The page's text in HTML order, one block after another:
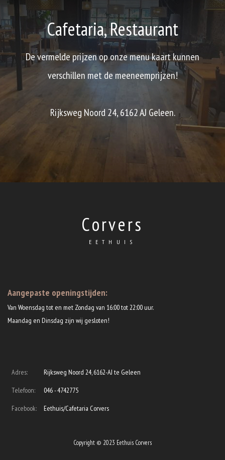
Cafetaria, Restaurant
De vermelde prijzen op onze menu kaart kunnen
verschillen met de meeneemprijzen!
Rijksweg Noord 24, 6162 AJ Geleen.
Corvers
EETHUIS
Aangepaste openingstijden:
Van Woensdag tot en met Zondag van 16:00 tot 22:00 uur.
Maandag en Dinsdag zijn wij gesloten!
Adres:
Rijksweg Noord 24, 6162-AJ te Geleen
Telefoon:
046 - 4742775
Facebook:
Eethuis/Cafetaria Corvers
Copyright © 2023 Eethuis Corvers